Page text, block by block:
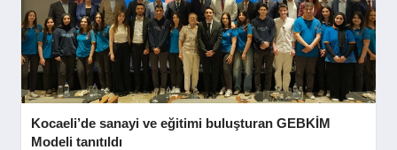
Kocaeli’de sanayi ve eğitimi buluşturan GEBKİM
Modeli tanıtıldı